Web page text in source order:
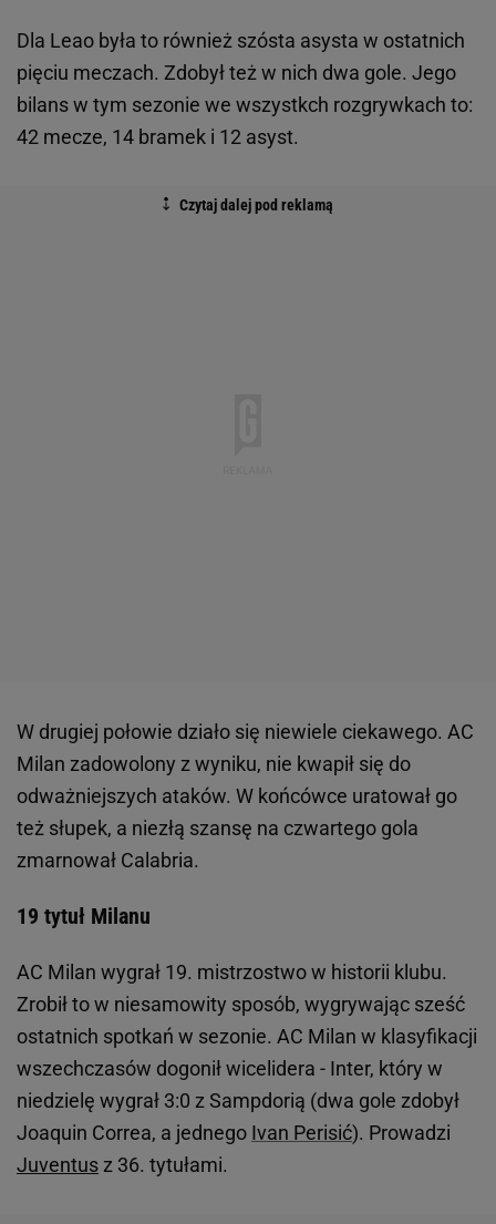
Dla Leao była to również szósta asysta w ostatnich
pięciu meczach. Zdobył też w nich dwa gole. Jego
bilans w tym sezonie we wszystkch rozgrywkach to:
42 mecze, 14 bramek i 12 asyst.
W drugiej połowie działo się niewiele ciekawego. AC
Milan zadowolony z wyniku, nie kwapił się do
odważniejszych ataków. W końcówce uratował go
też słupek, a niezłą szansę na czwartego gola
zmarnował Calabria.
19 tytuł Milanu
AC Milan wygrał 19. mistrzostwo w historii klubu.
Zrobił to w niesamowity sposób, wygrywając sześć
ostatnich spotkań w sezonie. AC Milan w klasyfikacji
wszechczasów dogonił wicelidera - Inter, który w
niedzielę wygrał 3:0 z Sampdorią (dwa gole zdobył
Joaquin Correa, a jednego Ivan Perisić). Prowadzi
Juventus z 36. tytułami.